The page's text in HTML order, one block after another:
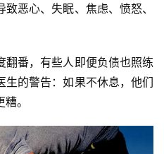
恶心、失眠、焦虑、愤怒、
翻番，有些人即便负债也照练
生的警告：如果不休息，他们
。